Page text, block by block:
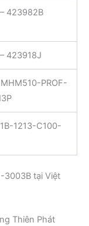
423982B
423918J
PROF-
1213-C100-
3003B tại Việt
Thiên Phát